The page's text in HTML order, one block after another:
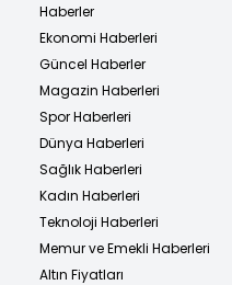
Haberler
Ekonomi Haberleri
Güncel Haberler
Magazin Haberleri
Spor Haberleri
Dünya Haberleri
Sağlık Haberleri
Kadın Haberleri
Teknoloji Haberleri
Memur ve Emekli Haberleri
Altın Fiyatları